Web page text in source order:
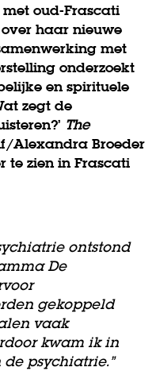
oud-Frascati
haar nieuwe
met
onderzoekt
en spirituele
zegt de
The
Alexandra Broeder
te zien in Frascati
ontstond
De
gekoppeld
vaak
kwam ik in
psychiatrie.”